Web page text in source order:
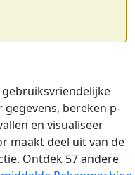
gegevens, bereken p-
en visualiseer
maakt deel uit van de
Ontdek 57 andere